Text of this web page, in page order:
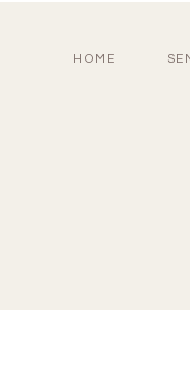
HOME